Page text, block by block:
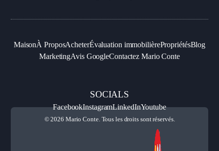
MaisonÀ ProposAcheterÉvaluation immobilièrePropriétésBlog
MarketingAvis GoogleContactez Mario Conte
SOCIALS
FacebookInstagramLinkedInYoutube
© 2026 Mario Conte. Tous les droits sont réservés.